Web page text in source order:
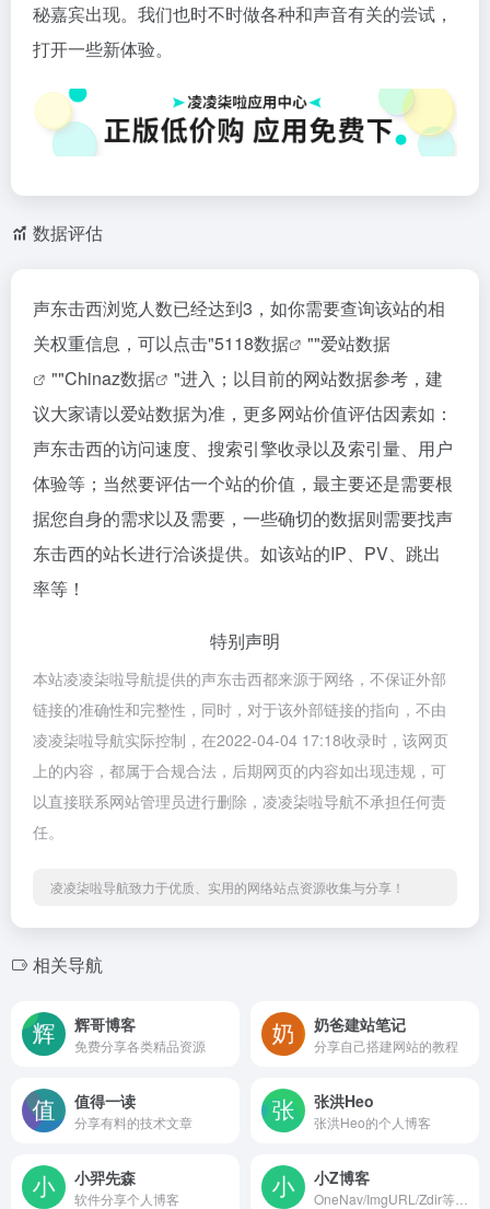
秘嘉宾出现。我们也时不时做各种和声音有关的尝试，
打开一些新体验。
数据评估
声东击西浏览人数已经达到3，如你需要查询该站的相
关权重信息，可以点击"5118数据 ""爱站数据
""Chinaz数据
"进入；以目前的网站数据参考，建
议大家请以爱站数据为准，更多网站价值评估因素如：
声东击西的访问速度、搜索引擎收录以及索引量、用户
体验等；当然要评估一个站的价值，最主要还是需要根
据您自身的需求以及需要，一些确切的数据则需要找声
东击西的站长进行洽谈提供。如该站的IP、PV、跳出
率等！
特别声明
本站凌凌柒啦导航提供的声东击西都来源于网络，不保证外部
链接的准确性和完整性，同时，对于该外部链接的指向，不由
凌凌柒啦导航实际控制，在2022-04-04 17:18收录时，该网页
上的内容，都属于合规合法，后期网页的内容如出现违规，可
以直接联系网站管理员进行删除，凌凌柒啦导航不承担任何责
任。
凌凌柒啦导航致力于优质、实用的网络站点资源收集与分享！
相关导航
辉哥博客
免费分享各类精品资源
奶爸建站笔记
分享自己搭建网站的教程
值得一读
分享有料的技术文章
张洪Heo
张洪Heo的个人博客
小羿先森
软件分享个人博客
小Z博客